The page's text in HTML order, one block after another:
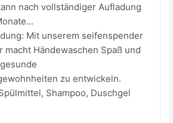
nach vollständiger Aufladung
Mit unserem seifenspender
macht Händewaschen Spaß und
zu entwickeln.
Shampoo, Duschgel